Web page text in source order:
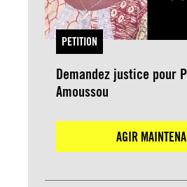
PETITION
Demandez justice pour
Amoussou
AGIR